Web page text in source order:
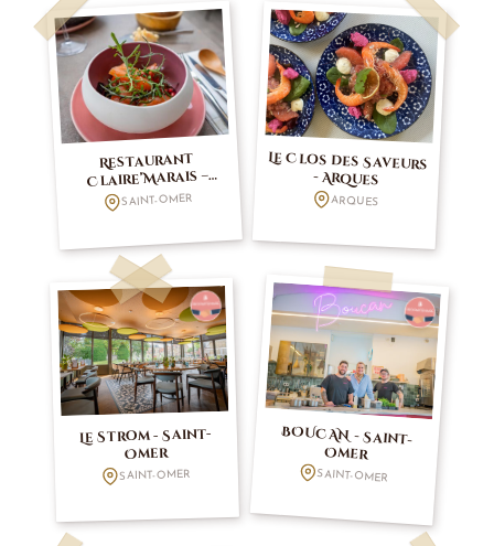
Restaurant
Claire’Marais –
Saint-Omer
SAINT-OMER
Le Clos des Saveurs
- Arques
ARQUES
Le Strom - Saint-
Omer
SAINT-OMER
BOUCAN - Saint-
Omer
SAINT-OMER